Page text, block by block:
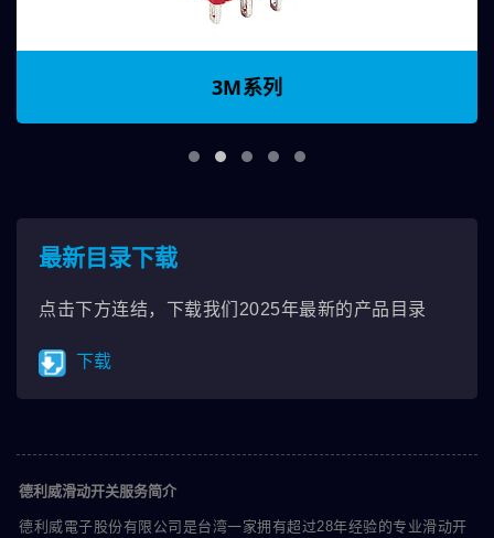
3M系列
最新目录下载
点击下方连结，下载我们2025年最新的产品目录
下载
德利威滑动开关服务简介
德利威電子股份有限公司是台湾一家拥有超过28年经验的专业滑动开